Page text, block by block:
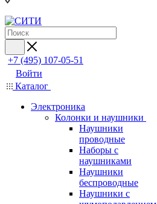
+7 (495) 107-05-51
Войти
Каталог
Электроника
Колонки и наушники
Наушники
проводные
Наборы с
наушниками
Наушники
беспроводные
Наушники с